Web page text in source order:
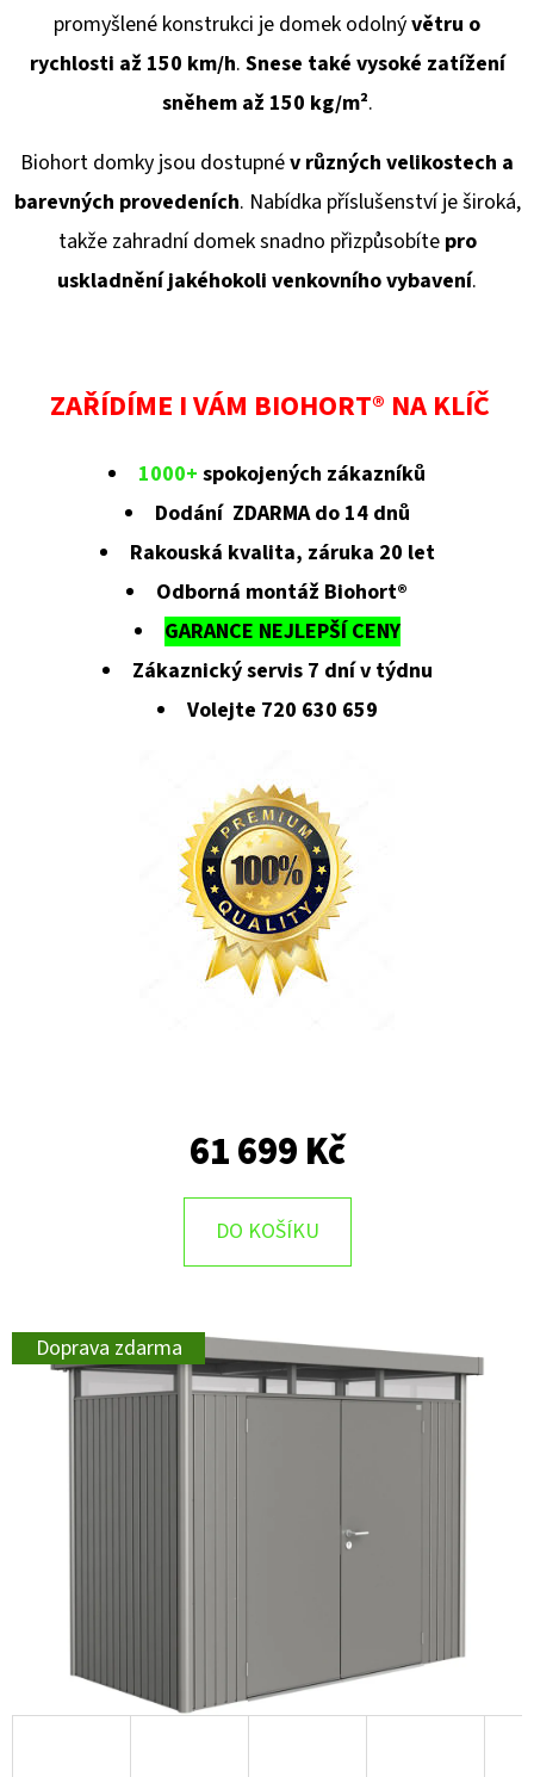
promyšlené konstrukci je domek odolnývětru o
rychlosti až 150 km/h. Snese také vysoké zatížení
sněhem až 150 kg/m².
Biohort domky jsou dostupnév různých velikostech a
barevných provedeních. Nabídka příslušenství je široká,
takže zahradní domek snadno přizpůsobíte pro
uskladnění jakéhokoli venkovního vybavení.
ZAŘÍDÍME I VÁM BIOHORT® NA KLÍČ
1000+ spokojených zákazníků
Dodání ZDARMA do 14 dnů
Rakouská kvalita, záruka 20 let
Odborná montáž Biohort®
GARANCE NEJLEPŠÍ CENY
Zákaznický servis 7 dní v týdnu
Volejte 720 630 659
61 699 Kč
DO KOŠÍKU
Doprava zdarma